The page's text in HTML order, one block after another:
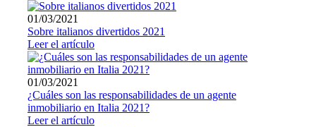
01/03/2021
Sobre italianos divertidos 2021
Leer el artículo
01/03/2021
¿Cuáles son las responsabilidades de un agente
inmobiliario en Italia 2021?
Leer el artículo